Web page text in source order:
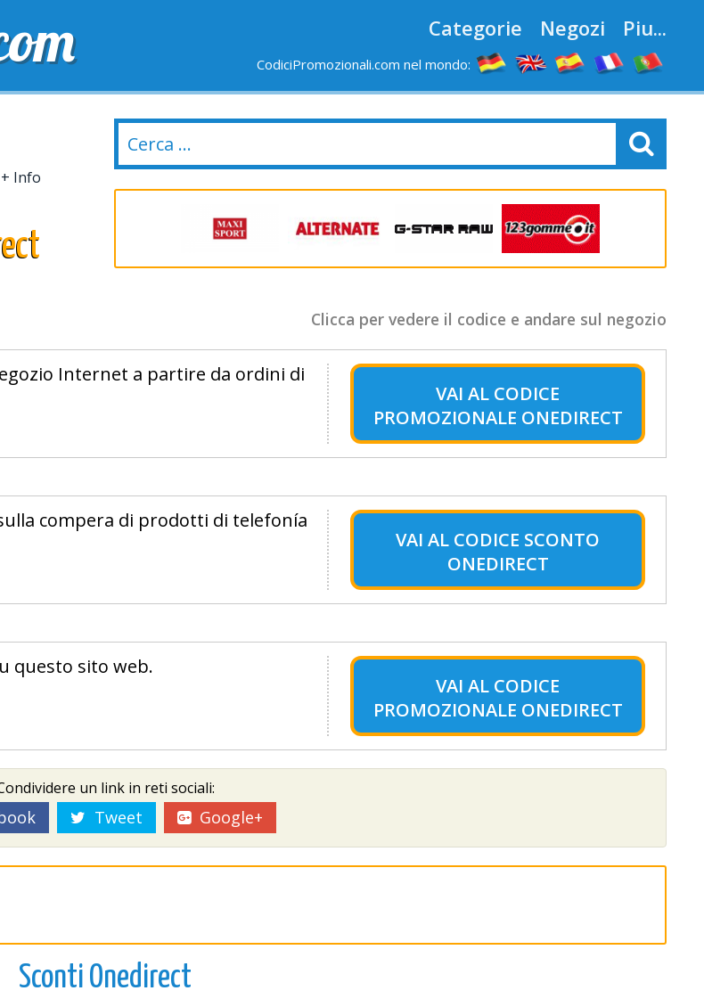
Categorie Negozi Piu...
CodiciPromozionali.com nel mondo:
NUOVI NEGOZI
+ Info
Clicca per vedere il codice e andare sul negozio
Internet a partire da ordini di
VAI AL CODICE
PROMOZIONALE ONEDIRECT
compera di prodotti di telefonía
VAI AL CODICE SCONTO
ONEDIRECT
questo sito web.
VAI AL CODICE
PROMOZIONALE ONEDIRECT
un link in reti sociali:
Tweet Google+
Sconti Onedirect